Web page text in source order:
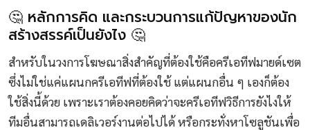
🤔 หลักการคิด และกระบวนการแก้ปัญหาของนัก
สร้างสรรค์เป็นยังไง 🤔
สำหรับในวงการโฆษณาสิ่งสำคัญที่ต้องใช้คือครีเอทีฟมายด์เซต
ซึ่งไม่ใช่แค่แผนกครีเอทีฟที่ต้องใช้ แต่แผนกอื่น ๆ เองก็ต้อง
ใช้สิ่งนี้ด้วย เพราะเราต้องคอยคิดว่าจะครีเอทีฟวิธีการยังไงให้
ทีมอื่นสามารถเดลิเวอร์งานต่อไปได้ หรือกระทั่งหาโซลูชันเพื่อ